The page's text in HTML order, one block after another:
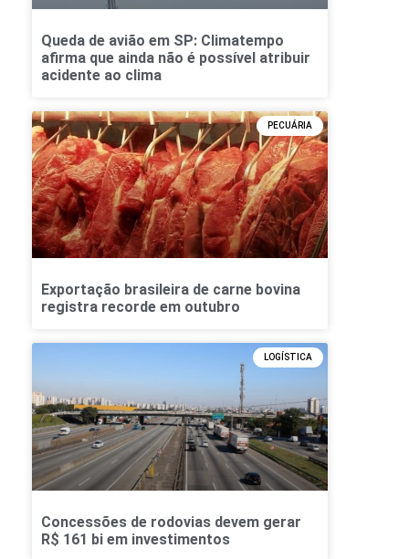
Queda de avião em SP: Climatempo
afirma que ainda não é possível atribuir
acidente ao clima
PECUÁRIA
Exportação brasileira de carne bovina
registra recorde em outubro
LOGÍSTICA
Concessões de rodovias devem gerar
R$ 161 bi em investimentos